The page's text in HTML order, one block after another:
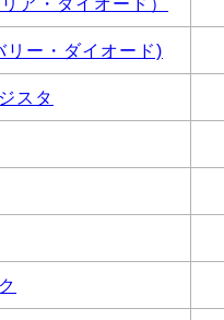
ー・ダイオード)
スタ